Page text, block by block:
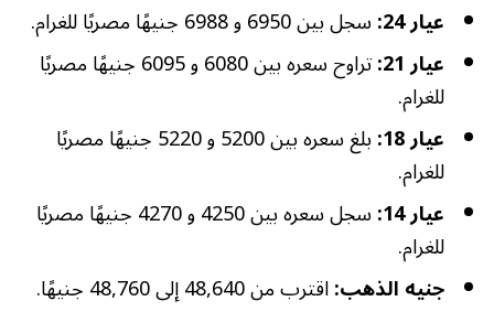
عيار 24:
سجل بين 6950 و 6988 جنيهًا مصريًا للغرام.
عيار 21:
تراوح سعره بين 6080 و 6095 جنيهًا مصريًا
للغرام.
عيار 18:
بلغ سعره بين 5200 و 5220 جنيهًا مصريًا
للغرام.
عيار 14:
سجل سعره بين 4250 و 4270 جنيهًا مصريًا
للغرام.
جنيه الذهب:اقترب من 48,640 إلى 48,760 جنيهًا.